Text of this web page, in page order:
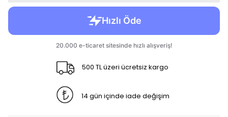
500 TL üzeri ücretsiz kargo
14 gün içinde iade değişim